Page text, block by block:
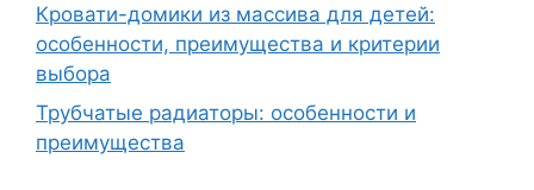
Кровати-домики из массива для детей:
особенности, преимущества и критерии
выбора
Трубчатые радиаторы: особенности и
преимущества